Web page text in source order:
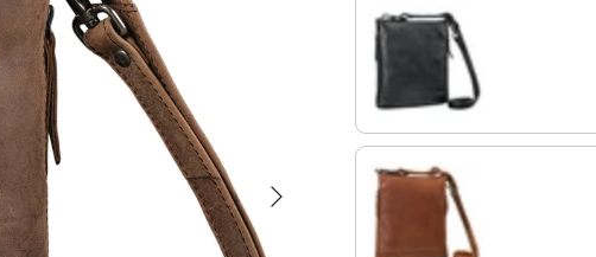
Siguiente
negro
sila - marrón